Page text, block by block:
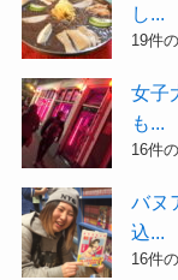
し...
19件
女子
も...
16件
バヌ
込...
16件